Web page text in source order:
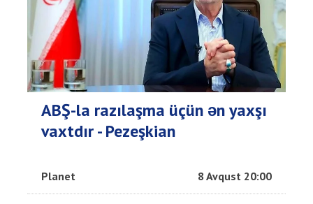
ABŞ-la razılaşma üçün ən yaxşı
vaxtdır - Pezeşkian
Planet 8 Avqust 20:00